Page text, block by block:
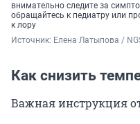
внимательно следите за
обращайтесь к педиатру или
к лору
Источник: Елена Латыпова /
Как снизить
Важная инструкция